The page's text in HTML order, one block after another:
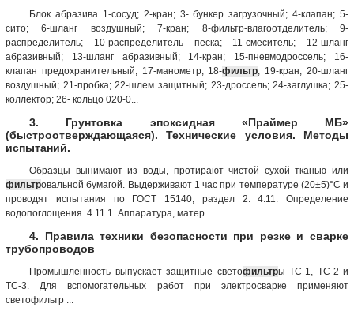
Блок абразива 1-сосуд; 2-кран; 3- бункер загрузочный; 4-клапан; 5-
сито; 6-шланг воздушный; 7-кран; 8-фильтр-влагоотделитель; 9-
распределитель; 10-распределитель песка; 11-смеситель; 12-шланг
абразивный; 13-шланг абразивный; 14-кран; 15-пневмодроссель; 16-
клапан предохранительный; 17-манометр; 18-фильтр; 19-кран; 20-шланг
воздушный; 21-пробка; 22-шлем защитный; 23-дроссель; 24-заглушка; 25-
коллектор; 26- кольцо 020-0...
3. Грунтовка эпоксидная «Праймер МБ»
(быстроотверждающаяся). Технические условия. Методы
испытаний.
Образцы вынимают из воды, протирают чистой сухой тканью или
фильтровальной бумагой. Выдерживают 1 час при температуре (20±5)°С и
проводят испытания по ГОСТ 15140, раздел 2. 4.11. Определение
водопоглощения. 4.11.1. Аппаратура, матер...
4. Правила техники безопасности при резке и сварке
трубопроводов
Промышленность выпускает защитные светофильтры ТС-1, ТС-2 и
ТС-3. Для вспомогательных работ при электросварке применяют
светофильтр ...